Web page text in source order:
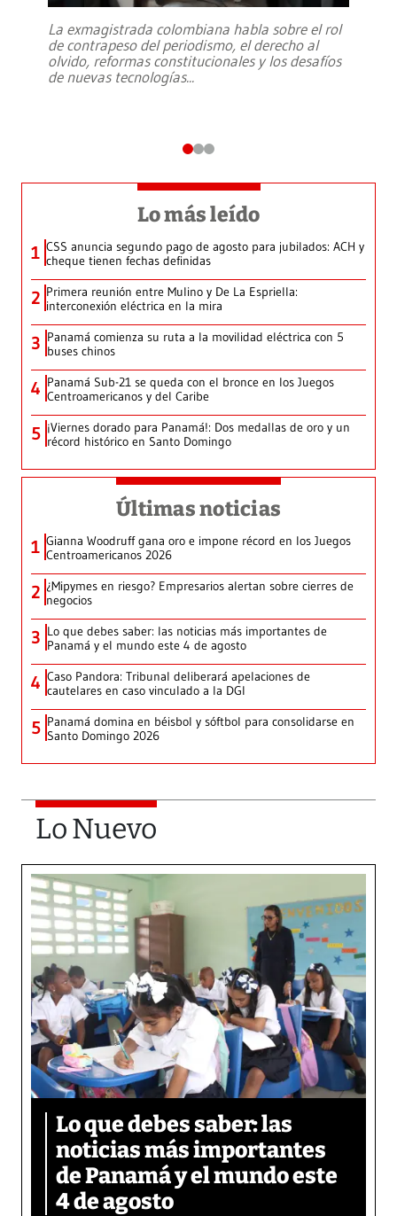
La exmagistrada colombiana habla sobre el rol
de contrapeso del periodismo, el derecho al
olvido, reformas constitucionales y los desafíos
de nuevas tecnologías...
Lo más leído
1 CSS anuncia segundo pago de agosto para jubilados: ACH y
cheque tienen fechas definidas
2 Primera reunión entre Mulino y De La Espriella:
interconexión eléctrica en la mira
3 Panamá comienza su ruta a la movilidad eléctrica con 5
buses chinos
4 Panamá Sub-21 se queda con el bronce en los Juegos
Centroamericanos y del Caribe
5 ¡Viernes dorado para Panamá!: Dos medallas de oro y un
récord histórico en Santo Domingo
Últimas noticias
1 Gianna Woodruff gana oro e impone récord en los Juegos
Centroamericanos 2026
2 ¿Mipymes en riesgo? Empresarios alertan sobre cierres de
negocios
3 Lo que debes saber: las noticias más importantes de
Panamá y el mundo este 4 de agosto
4 Caso Pandora: Tribunal deliberará apelaciones de
cautelares en caso vinculado a la DGI
5 Panamá domina en béisbol y sóftbol para consolidarse en
Santo Domingo 2026
Lo Nuevo
Lo que debes saber: las
noticias más importantes
de Panamá y el mundo este
4 de agosto